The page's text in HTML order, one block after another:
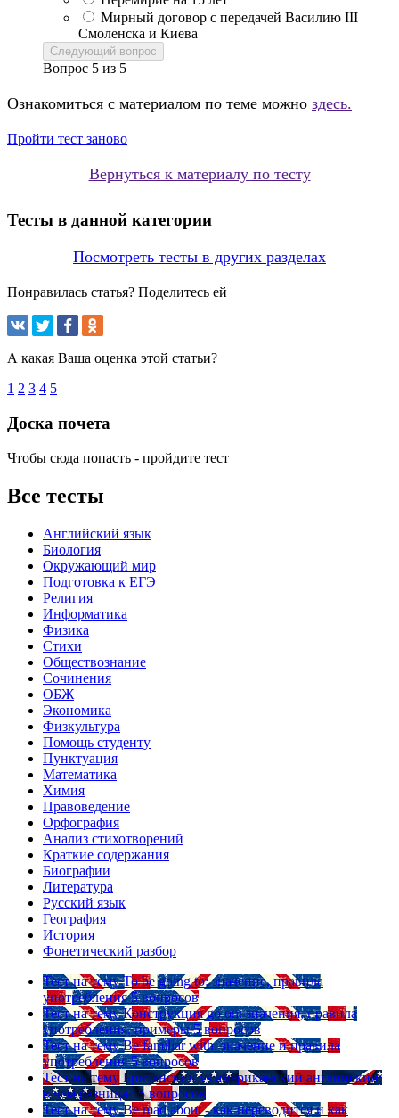
Мирный договор с передачей Василию III
Смоленска и Киева
Следующий вопрос
Вопрос 5 из 5
Ознакомиться с материалом по теме можно здесь.
Пройти тест заново
Вернуться к материалу по тесту
Тесты в данной категории
Посмотреть тесты в других разделах
Понравилась статья? Поделитесь ей
А какая Ваша оценка этой статьи?
1 2 3 4 5
Доска почета
Чтобы сюда попасть - пройдите тест
Все тесты
Английский язык
Биология
Окружающий мир
Подготовка к ЕГЭ
Религия
Информатика
Физика
Стихи
Обществознание
Сочинения
ОБЖ
Экономика
Физкультура
Помощь студенту
Пунктуация
Математика
Химия
Правоведение
Орфография
Анализ стихотворений
Краткие содержания
Биографии
Литература
Русский язык
География
История
Фонетический разбор
Тест на тему To be going to: значение, правила
употребления 5 вопросов
Тест на тему Конструкция go on: значения, правила
употребления, примеры 5 вопросов
Тест на тему Be familiar with: значение и правила
употребления 5 вопросов
Тест на тему Британский vs американский английский:
в чем разница? 5 вопросов
Тест на тему Be mad about - как переводится и как